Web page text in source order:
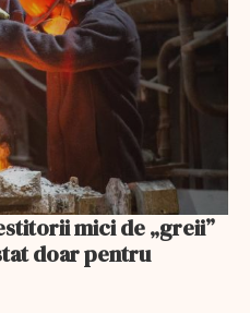
mici de „greii”
doar pentru